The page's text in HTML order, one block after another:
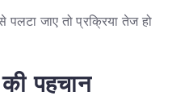
जाए तो प्रक्रिया तेज हो
पहचान